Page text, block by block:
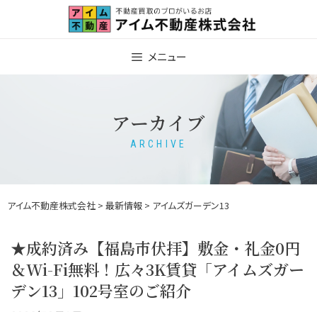
メニュー
アーカイブ
ARCHIVE
アイム不動産株式会社 > 最新情報 > アイムズガーデン13
★成約済み【福島市伏拝】敷金・礼金0円
＆Wi-Fi無料！広々3K賃貸「アイムズガー
デン13」102号室のご紹介